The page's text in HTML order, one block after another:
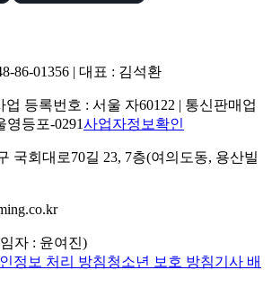
86-01356 | 대표 : 김석환
등록번호 : 서울 자60122 | 통신판매업
영등포-0291사업자정보확인
국회대로70길 23, 7층(여의도동, 용산빌
자 : 윤여진)
정보 처리 방침청소년 보호 방침기사 배